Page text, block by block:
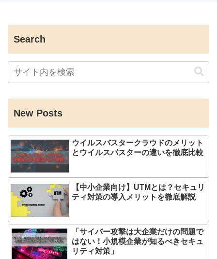
Search
New Posts
ウイルスバスタークラウドのメリット
とウイルスバスターの違いを徹底比較
【中小企業向け】UTMとは？セキュリ
ティ対策の導入メリットを徹底解説
「サイバー攻撃は大企業だけの問題で
はない！小規模企業が知るべきセキュ
リティ対策」